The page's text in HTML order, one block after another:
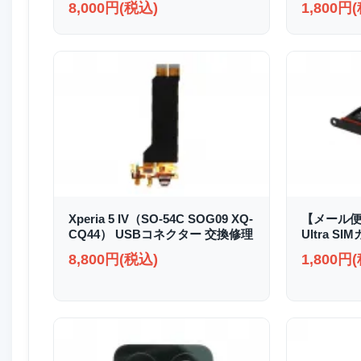
8,000円(税込) 1,800円(
Xperia 5 IV（SO-54C SOG09 XQ-
CQ44） USBコネクター 交換修理
8,800円(税込)
【メール
Ultra SIM
1,800円(